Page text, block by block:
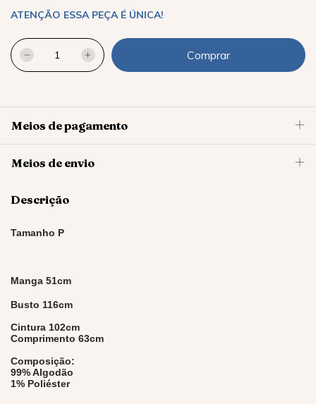
ATENÇÃO ESSA PEÇA É ÚNICA!
Meios de pagamento
Meios de envio
Descrição
Tamanho P
Manga 51cm
Busto 116cm
Cintura 102cm
Comprimento 63cm
Composição:
99% Algodão
1% Poliéster